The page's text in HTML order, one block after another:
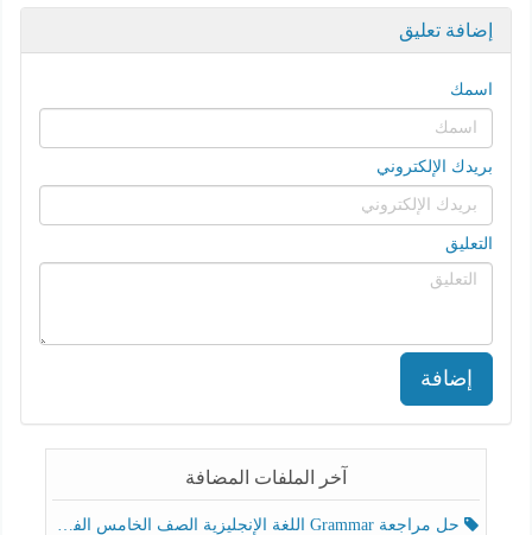
إضافة تعليق
اسمك
بريدك الإلكتروني
التعليق
إضافة
آخر الملفات المضافة
حل مراجعة Grammar اللغة الإنجليزية الصف الخامس الفصل الثالث